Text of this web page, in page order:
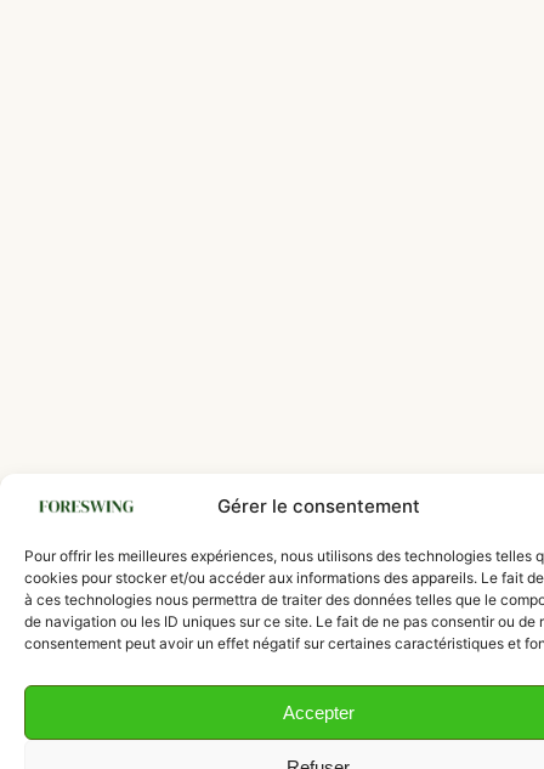
Gérer le consentement
Pour offrir les meilleures expériences, nous utilisons des technologies telles
cookies pour stocker et/ou accéder aux informations des appareils. Le fait
à ces technologies nous permettra de traiter des données telles que le
de navigation ou les ID uniques sur ce site. Le fait de ne pas consentir ou de
consentement peut avoir un effet négatif sur certaines caractéristiques et
Accepter